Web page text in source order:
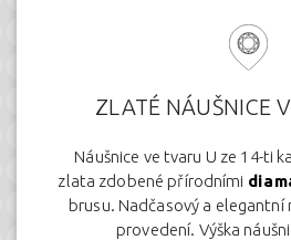
ZLATÉ NÁUŠNICE
Náušnice ve tvaru U ze 14-ti
zlata zdobené přírodními
brusu. Nadčasový a
provedení. Výška